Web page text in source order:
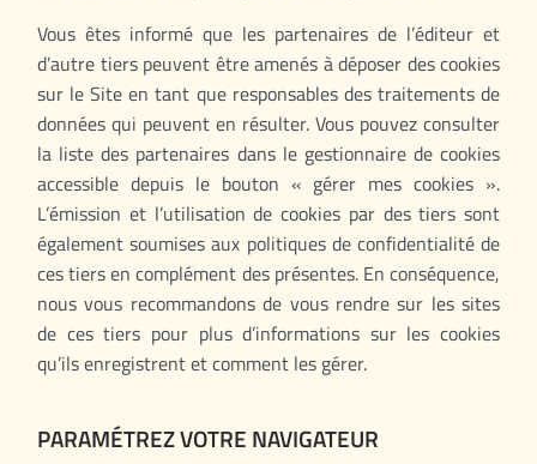
Vous êtes informé que les partenaires de l’éditeur et
d’autre tiers peuvent être amenés à déposer des cookies
sur le Site en tant que responsables des traitements de
données qui peuvent en résulter. Vous pouvez consulter
la liste des partenaires dans le gestionnaire de cookies
accessible depuis le bouton « gérer mes cookies ».
L’émission et l’utilisation de cookies par des tiers sont
également soumises aux politiques de confidentialité de
ces tiers en complément des présentes. En conséquence,
nous vous recommandons de vous rendre sur les sites
de ces tiers pour plus d’informations sur les cookies
qu’ils enregistrent et comment les gérer.
PARAMÉTREZ VOTRE NAVIGATEUR